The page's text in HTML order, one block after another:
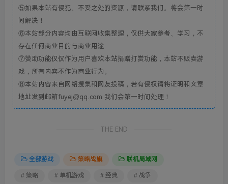
⑤如果本站有侵犯、不妥之处的资源，请联系我们。将会第一时
间解决！
⑥本站部分内容均由互联网收集整理，仅供大家参考、学习，不
存在任何商业目的与商业用途
⑦赞助功能仅仅作为用户喜欢本站捐赠打赏功能，本站不贩卖游
戏，所有内容不作为商业行为。
⑧本站内容来自网络搜集和网友投稿，若有侵权请将证明和文章
地址发到邮箱fuyej@qq.com 我们会第一时间处理！
THE END
全部游戏 策略战旗 联机局域网
# 策略 # 单机游戏 # 经典 # 战争